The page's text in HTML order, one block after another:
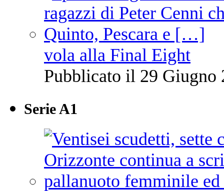
vola alla Final Eight
Pubblicato il 29 Giugno
Serie A1